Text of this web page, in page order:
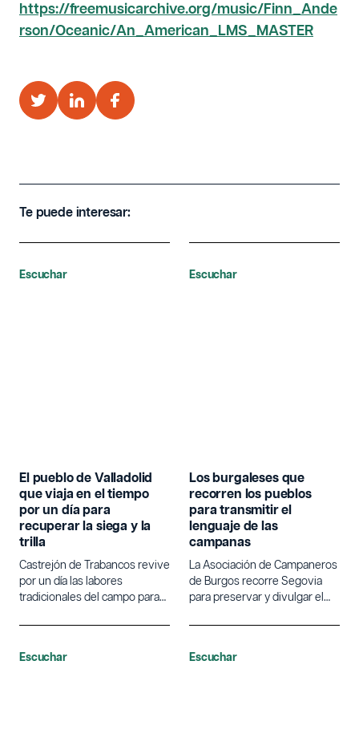
https://freemusicarchive.org/music/Finn_Ande
rson/Oceanic/An_American_LMS_MASTER
Te puede interesar:
Escuchar
El pueblo de Valladolid
que viaja en el tiempo
por un día para
recuperar la siega y la
trilla
Castrejón de Trabancos revive
por un día las labores
tradicionales del campo para
Escuchar
Los burgaleses que
recorren los pueblos
para transmitir el
lenguaje de las
campanas
La Asociación de Campaneros
de Burgos recorre Segovia
para preservar y divulgar el
campanas.
Escuchar Escuchar